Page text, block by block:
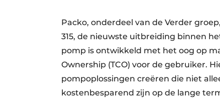
Packo, onderdeel van de Verder
315, de nieuwste uitbreiding binnen
pomp is ontwikkeld met het oog op
Ownership (TCO) voor de gebruiker.
pompoplossingen creëren die niet
kostenbesparend zijn op de lange